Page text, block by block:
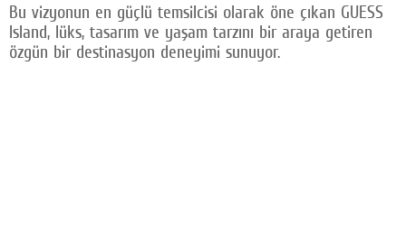
Bu vizyonun en güçlü temsilcisi olarak öne çıkan GUESS
Island, lüks, tasarım ve yaşam tarzını bir araya getiren
özgün bir destinasyon deneyimi sunuyor.